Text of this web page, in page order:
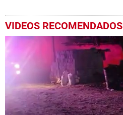
VIDEOS RECOMENDADOS